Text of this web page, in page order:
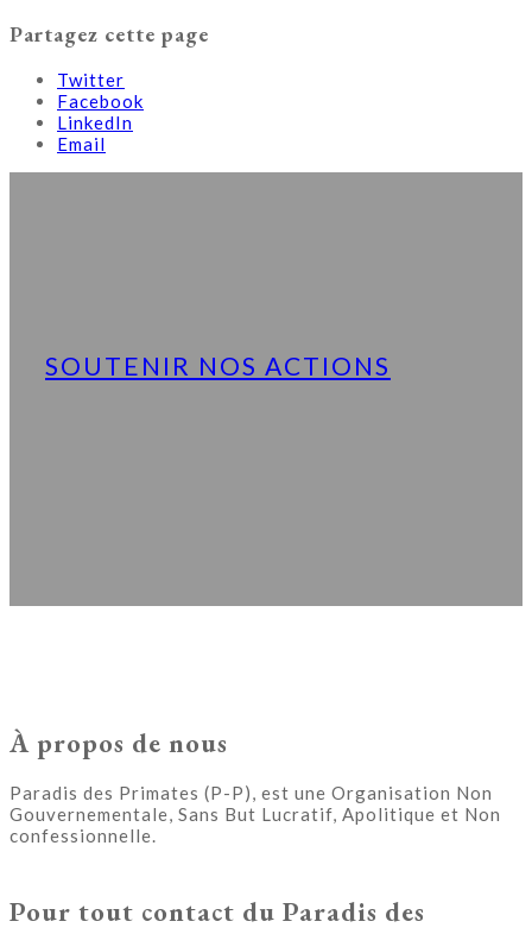
Partagez cette page
Twitter
Facebook
LinkedIn
Email
SOUTENIR NOS ACTIONS
À propos de nous
Paradis des Primates (P-P), est une Organisation Non
Gouvernementale, Sans But Lucratif, Apolitique et Non
confessionnelle.
Pour tout contact du Paradis des